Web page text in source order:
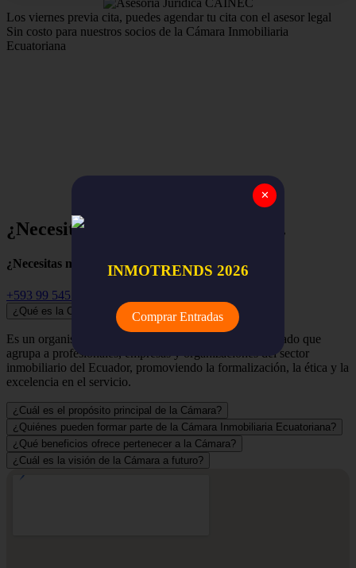
Los viernes previa cita, puedes agendar tu cita con el asesor legal
Sin costo para nuestros socios de la Cámara Inmobiliaria
Ecuatoriana
¿Necesitas ayuda? Empieza aquí...
¿Necesitas más información?
+593 99 545 3741
¿Qué es la Cámara Inmobiliaria Ecuatoriana?
Es un organismo independiente, renovador y despolitizado que
agrupa a profesionales, empresas y organizaciones del sector
inmobiliario del Ecuador, promoviendo la formalización, la ética y la
excelencia en el servicio.
¿Cuál es el propósito principal de la Cámara?
¿Quiénes pueden formar parte de la Cámara Inmobiliaria Ecuatoriana?
¿Qué beneficios ofrece pertenecer a la Cámara?
¿Cuál es la visión de la Cámara a futuro?
✕
INMOTRENDS 2026
Comprar Entradas